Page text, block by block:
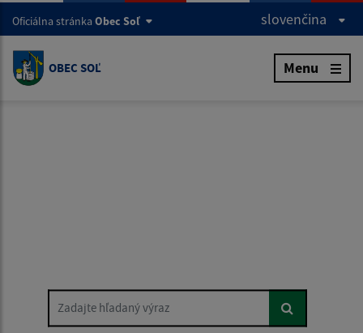
Oficiálna stránka Obec Soľ slovenčina
OBEC SOĽ Menu
Zadajte hľadaný výraz